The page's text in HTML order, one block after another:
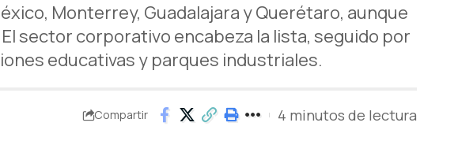
Monterrey, Guadalajara y Querétaro, aunque
sector corporativo encabeza la lista, seguido por
educativas y parques industriales.
Compartir 4 minutos de lectura